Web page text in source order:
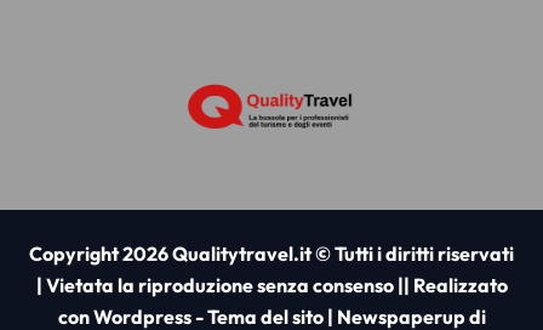
Copyright 2026 Qualitytravel.it © Tutti i diritti riservati
| Vietata la riproduzione senza consenso || Realizzato
con Wordpress - Tema del sito | Newspaperup di